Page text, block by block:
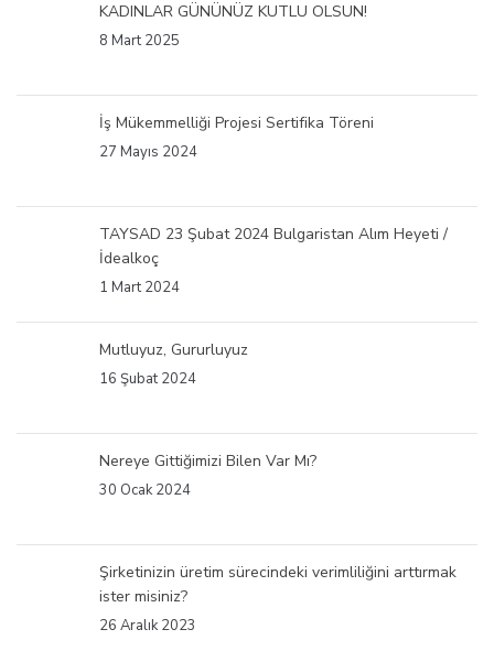
KADINLAR GÜNÜNÜZ KUTLU OLSUN!
8 Mart 2025
İş Mükemmelliği Projesi Sertifika Töreni
27 Mayıs 2024
TAYSAD 23 Şubat 2024 Bulgaristan Alım Heyeti /
İdealkoç
1 Mart 2024
Mutluyuz, Gururluyuz
16 Şubat 2024
Nereye Gittiğimizi Bilen Var Mı?
30 Ocak 2024
Şirketinizin üretim sürecindeki verimliliğini arttırmak
ister misiniz?
26 Aralık 2023